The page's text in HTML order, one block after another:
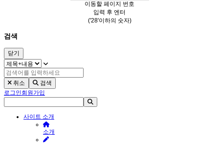
이동할 페이지 번호
입력 후 엔터
('28'이하의 숫자)
검색
닫기
취소
검색
로그인회원가입
사이트 소개
소개